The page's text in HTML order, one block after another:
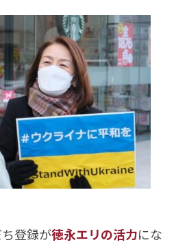
登録が徳永エリの活力にな